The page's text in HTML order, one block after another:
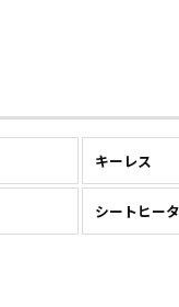
キーレス
シートヒー